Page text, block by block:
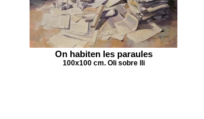
On habiten les paraules
100x100 cm. Oli sobre lli